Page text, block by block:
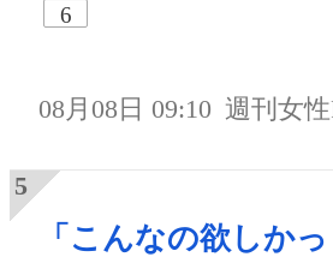
6
08月08日 09:10 週刊女
「こんなの欲しかっ